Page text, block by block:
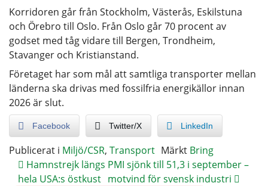
Korridoren går från Stockholm, Västerås, Eskilstuna
och Örebro till Oslo. Från Oslo går 70 procent av
godset med tåg vidare till Bergen, Trondheim,
Stavanger och Kristianstand.
Företaget har som mål att samtliga transporter mellan
länderna ska drivas med fossilfria energikällor innan
2026 är slut.
Facebook Twitter/X LinkedIn
Publicerat i Miljö/CSR, Transport Märkt Bring
Hamnstrejk längs
hela USA:s östkust
PMI sjönk till 51,3 i september –
motvind för svensk industri